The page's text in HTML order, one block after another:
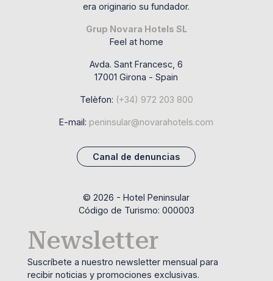
era originario su fundador.
Grup Novara Hotels SL
Feel at home
Avda. Sant Francesc, 6
17001 Girona - Spain
Telèfon: (+34) 972 203 800
E-mail: peninsular@novarahotels.com
Canal de denuncias
© 2026 - Hotel Peninsular
Código de Turismo: 000003
Newsletter
Suscríbete a nuestro newsletter mensual para
recibir noticias y promociones exclusivas.